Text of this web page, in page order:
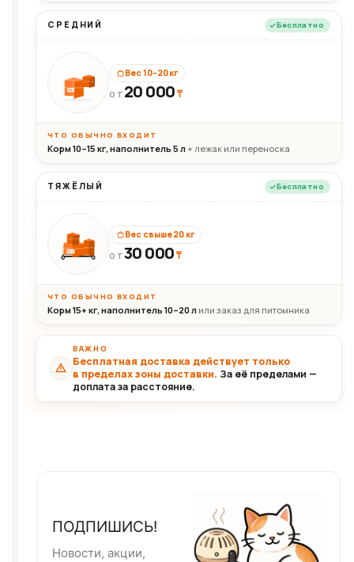
СРЕДНИЙ Бесплатно
20кг
Вес 10–20 кг
ОТ 20 000₸
ЧТО ОБЫЧНО ВХОДИТ
Корм 10–15 кг, наполнитель 5 л+ лежак или переноска
ТЯЖЁЛЫЙ Бесплатно
30+кг
Вес свыше 20 кг
ОТ30 000₸
ЧТО ОБЫЧНО ВХОДИТ
Корм 15+ кг, наполнитель 10–20 л или заказ для питомника
ВАЖНО
Бесплатная доставка действует только
в пределах зоны доставки. За её пределами —
доплата за расстояние.
ПОДПИШИСЬ!
Новости, акции,